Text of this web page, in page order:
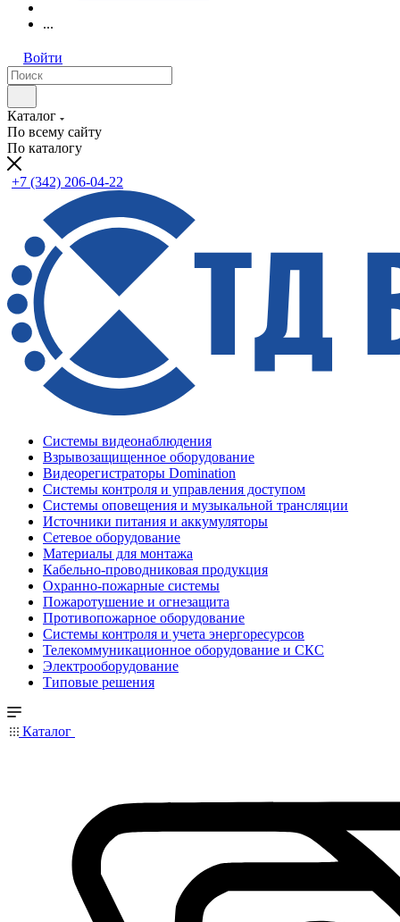
...
Войти
Каталог
По всему сайту
По каталогу
+7 (342) 206-04-22
Системы видеонаблюдения
Взрывозащищенное оборудование
Видеорегистраторы Domination
Системы контроля и управления доступом
Системы оповещения и музыкальной трансляции
Источники питания и аккумуляторы
Сетевое оборудование
Материалы для монтажа
Кабельно-проводниковая продукция
Охранно-пожарные системы
Пожаротушение и огнезащита
Противопожарное оборудование
Системы контроля и учета энергоресурсов
Телекоммуникационное оборудование и СКС
Электрооборудование
Типовые решения
Каталог